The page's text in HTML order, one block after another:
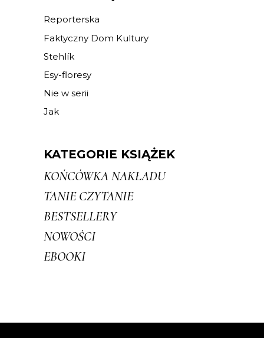
Reporterska
Faktyczny Dom Kultury
Stehlík
Esy-floresy
Nie w serii
Jak
KATEGORIE KSIĄŻEK
KOŃCÓWKA NAKŁADU
TANIE CZYTANIE
BESTSELLERY
NOWOŚCI
EBOOKI